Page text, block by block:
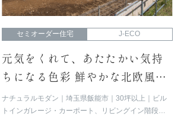
セミオーダー住宅 J-ECO
元気をくれて、あたたかい気持
ちになる色彩 鮮やかな北欧風カ
ラーを取入れた住まい
ナチュラルモダン 埼玉県飯能市 30坪以上
ビル
トインガレージ・カーポート、リビングイン階段、